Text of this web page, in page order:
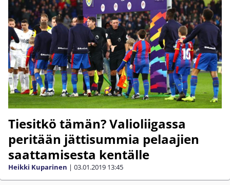
Tiesitkö tämän? Valioliigassa
peritään jättisummia pelaajien
saattamisesta kentälle
Heikki Kuparinen | 03.01.2019 13:45